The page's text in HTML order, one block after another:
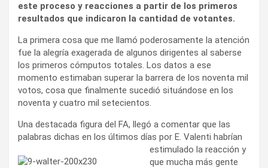
este proceso y reacciones a partir de los primeros
resultados que indicaron la cantidad de votantes.
La primera cosa que me llamó poderosamente la atención
fue la alegría exagerada de algunos dirigentes al saberse
los primeros cómputos totales. Los datos a ese
momento estimaban superar la barrera de los noventa mil
votos, cosa que finalmente sucedió situándose en los
noventa y cuatro mil setecientos.
Una destacada figura del FA, llegó a comentar que las
palabras dichas en los últimos días por E. Valenti habrían
estimulado la reacción y
que mucha más gente